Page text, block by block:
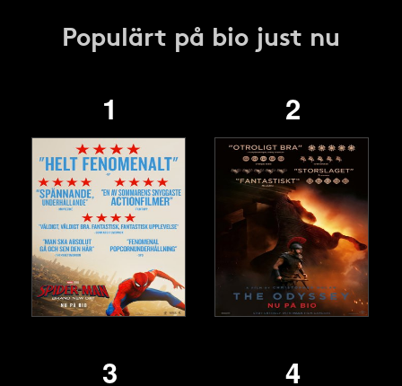
Populärt på bio just nu
1 2
3 4